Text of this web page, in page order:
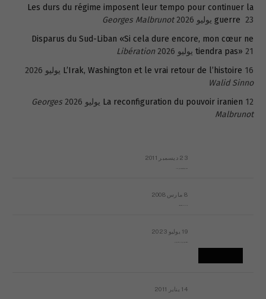
Les durs du régime imposent leur tempo pour continuer la
guerre 23 يوليو 2026
Georges Malbrunot
Disparus du Sud-Liban «Si cela dure encore, mon cœur ne
tiendra pas» 21 يوليو 2026
Libération
L’Irak, Washington et le vrai retour de l’histoire 16 يوليو 2026
Walid Sinno
La reconfiguration du pouvoir iranien 12 يوليو 2026
Georges
Malbrunot
23 ديسمبر 2011
8 مارس 2008
19 يوليو 2023
14 يناير 2011